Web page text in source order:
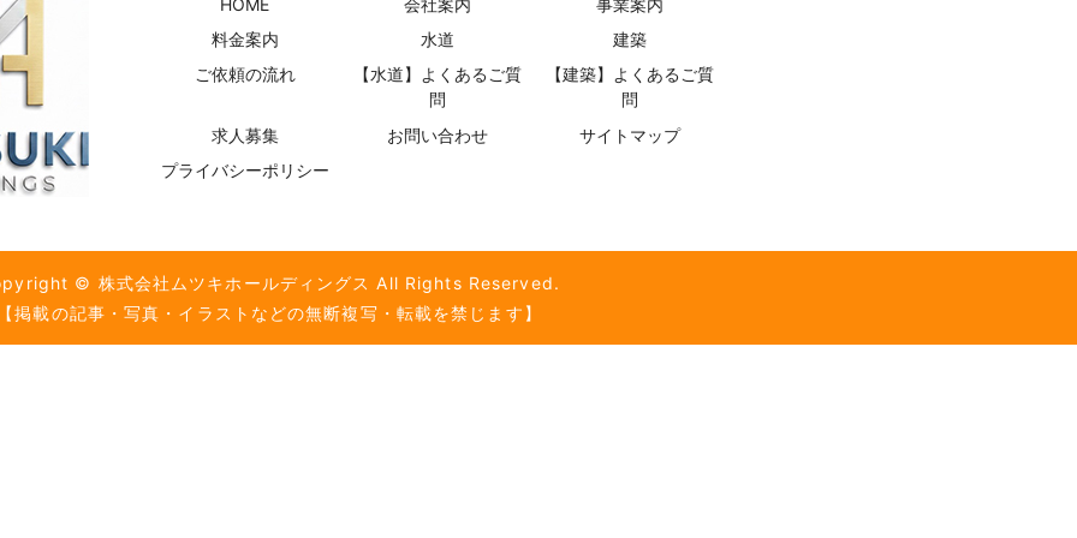
料金案内
水道
建築
ご依頼の流れ
【水道】よくあるご質
問
【建築】よくあるご質
問
求人募集
お問い合わせ
サイトマップ
プライバシーポリシー
© 株式会社ムツキホールディングス All Rights Reserved.
掲載の記事・写真・イラストなどの無断複写・転載を禁じます】